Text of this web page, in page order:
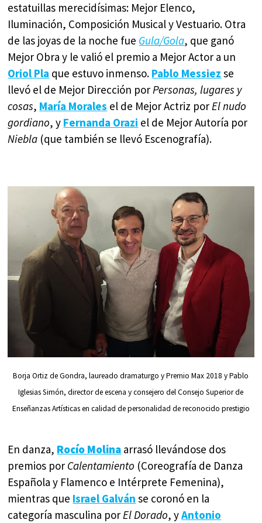
estatuillas merecidísimas: Mejor Elenco,
Iluminación, Composición Musical y Vestuario. Otra
de las joyas de la noche fue Gula/Gola, que ganó
Mejor Obra y le valió el premio a Mejor Actor a un
Oriol Pla que estuvo inmenso. Pablo Messiez se
llevó el de Mejor Dirección porPersonas, lugares y
cosas, María Morales el de Mejor Actriz porEl nudo
gordiano, y Fernanda Orazi el de Mejor Autoría por
Niebla (que también se llevó Escenografía).
Borja Ortiz de Gondra, laureado dramaturgo y Premio Max 2018 y Pablo
Iglesias Simón, director de escena y consejero del Consejo Superior de
Enseñanzas Artísticas en calidad de personalidad de reconocido prestigio
En danza, Rocío Molina arrasó llevándose dos
premios por Calentamiento (Coreografía de Danza
Española y Flamenco e Intérprete Femenina),
mientras que Israel Galván se coronó en la
categoría masculina por El Dorado, yAntonio